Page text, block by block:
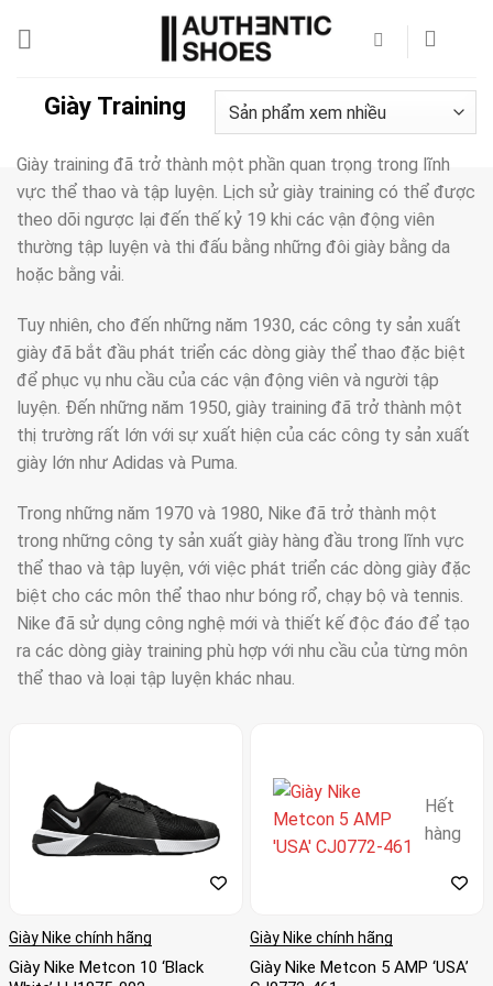
Giày Training
Giày training đã trở thành một phần quan trọng trong lĩnh
vực thể thao và tập luyện. Lịch sử giày training có thể được
theo dõi ngược lại đến thế kỷ 19 khi các vận động viên
thường tập luyện và thi đấu bằng những đôi giày bằng da
hoặc bằng vải.
Tuy nhiên, cho đến những năm 1930, các công ty sản xuất
giày đã bắt đầu phát triển các dòng giày thể thao đặc biệt
để phục vụ nhu cầu của các vận động viên và người tập
luyện. Đến những năm 1950, giày training đã trở thành một
thị trường rất lớn với sự xuất hiện của các công ty sản xuất
giày lớn như Adidas và Puma.
Trong những năm 1970 và 1980, Nike đã trở thành một
trong những công ty sản xuất giày hàng đầu trong lĩnh vực
thể thao và tập luyện, với việc phát triển các dòng giày đặc
biệt cho các môn thể thao như bóng rổ, chạy bộ và tennis.
Nike đã sử dụng công nghệ mới và thiết kế độc đáo để tạo
ra các dòng giày training phù hợp với nhu cầu của từng môn
thể thao và loại tập luyện khác nhau.
dòng giày training đa dạng để đáp ứng nhu cầu của người
tập luyện và các vận động viên trên khắp thế giới. Giày
training ngày nay đã có những cải tiến vượt bậc về công
quả trong quá trình tập luyện.
Hiện nay có rất nhiều thương hiệu sản xuất giày training trên
thị trường, mỗi thương hiệu có những đặc trưng và ưu điểm
Giày Nike chính hãng
Giày Nike Metcon 10 ‘Black
Hết
hàng
Giày Nike chính hãng
Giày Nike Metcon 5 AMP ‘USA’